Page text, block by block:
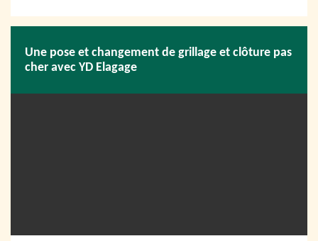
Une pose et changement de grillage et clôture pas
cher avec YD Elagage